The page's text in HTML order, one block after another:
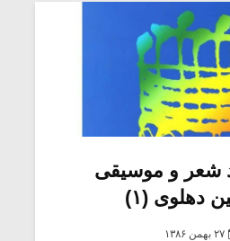
شعر و موسیقی
دهلوی (۱)
۲۷ بهمن ۱۳۸۶